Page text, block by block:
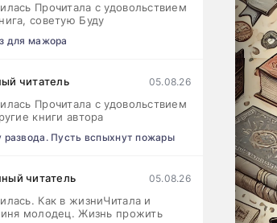
Прочитала с удовольствием
советую Буду
для мажора
читатель 05.08.26
Прочитала с удовольствием
книги автора
развода. Пусть вспыхнут пожары
читатель 05.08.26
Как в жизниЧитала и
молодец. Жизнь прожить